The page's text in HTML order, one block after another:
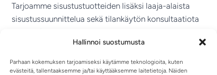
Hallinnoi suostumusta
Parhaan kokemuksen tarjoamiseksi käytämme teknologioita, kuten
evästeitä, tallentaaksemme ja/tai käyttääksemme laitetietoja. Näiden
Tarjoamme sisustustuotteiden lisäksi laaja-alaista
sisustussuunnittelua sekä tilankäytön konsultaatiota
MIKKELIN VITRIINI KY